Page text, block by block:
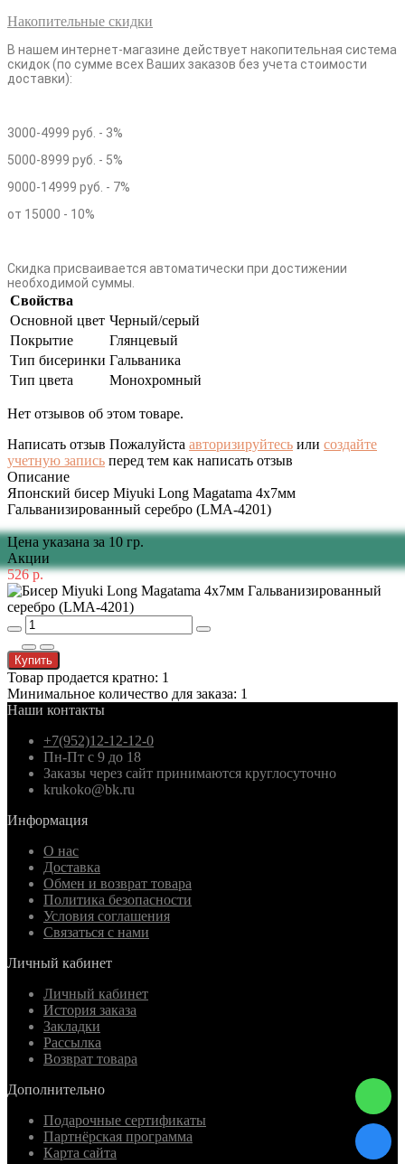
Накопительные скидки
В нашем интернет-магазине действует накопительная система
скидок (по сумме всех Ваших заказов без учета стоимости
доставки):
3000-4999 руб. - 3%
5000-8999 руб. - 5%
9000-14999 руб. - 7%
от 15000 - 10%
Скидка присваивается автоматически при достижении
необходимой суммы.
Свойства
Основной цвет Черный/серый
Покрытие
Глянцевый
Тип бисеринки Гальваника
Тип цвета
Монохромный
Нет отзывов об этом товаре.
Написать отзыв Пожалуйста авторизируйтесь или создайте
учетную запись перед тем как написать отзыв
Описание
Японский бисер Miyuki Long Magatama 4x7мм
Гальванизированный серебро (LMA-4201)
Цена указана за 10 гр.
Акции
526 р.
Купить
Товар продается кратно: 1
Минимальное количество для заказа: 1
Наши контакты
+7(952)12-12-12-0
Пн-Пт с 9 до 18
Заказы через сайт принимаются круглосуточно
krukoko@bk.ru
Информация
О нас
Доставка
Обмен и возврат товара
Политика безопасности
Условия соглашения
Связаться с нами
Личный кабинет
Личный кабинет
История заказа
Закладки
Рассылка
Возврат товара
Дополнительно
Подарочные сертификаты
Партнёрская программа
Карта сайта